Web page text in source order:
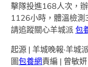
擊隊投進168人次，
1126小時，體溫檢
請追蹤關心羊城派包
起源 | 羊城晚報·羊城
圖包養網責編 | 曾敏妍